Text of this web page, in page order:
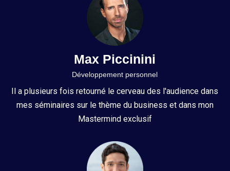
Max Piccinini
Développement personnel
Il a plusieurs fois retourné le cerveau des l'audience dans
mes séminaires sur le thème du business et dans mon
Mastermind exclusif